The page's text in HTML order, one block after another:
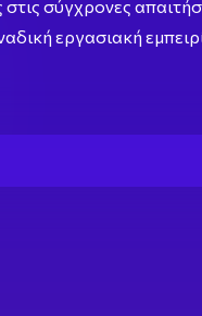
σύγχρονες
εργασιακή